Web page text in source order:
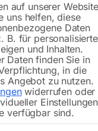
auf unserer
uns helfen, diese
Daten
B. für personalisierte
und Inhalten.
Daten finden Sie in
in die
Angebot zu nutzen.
widerrufen oder
Einstellungen
verfügbar sind.